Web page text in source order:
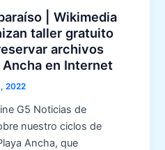
| Wikimedia
taller gratuito
archivos
en Internet
2022
G5 Noticias de
nuestro ciclos de
Ancha, que